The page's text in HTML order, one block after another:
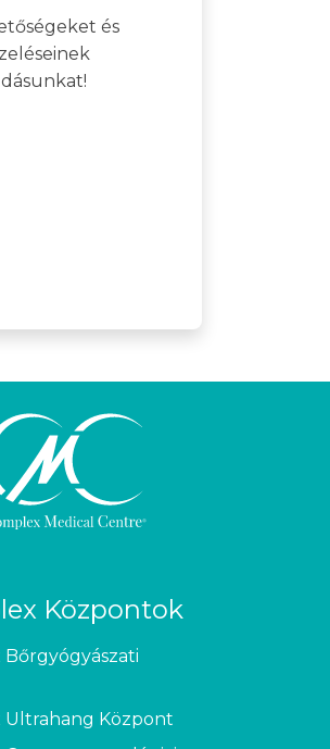
és
Központok
Bőrgyógyászati
Ultrahang Központ